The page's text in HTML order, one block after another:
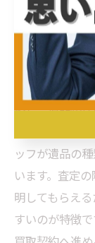
区の出
出張買取の
出張買取の依
絡し、遺品整
ります。業者
ッフが遺品の
います。査定
明してもらえ
すいのが特徴